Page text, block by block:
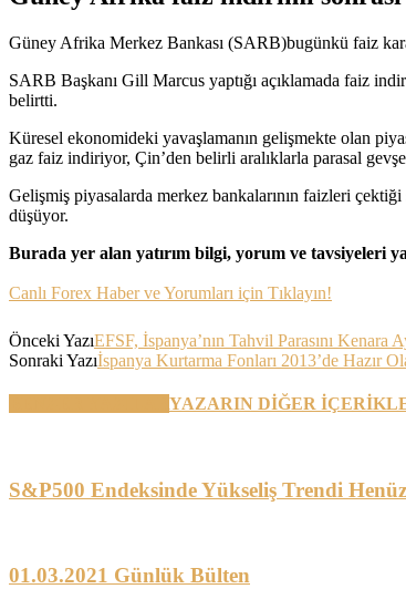
Güney Afrika Merkez Bankası (SARB)bugünkü faiz
SARB Başkanı Gill Marcus yaptığı açıklamada faiz
belirtti.
Küresel ekonomideki yavaşlamanın gelişmekte olan
gaz faiz indiriyor, Çin’den belirli aralıklarla parasal
Gelişmiş piyasalarda merkez bankalarının faizleri
düşüyor.
Burada yer alan yatırım bilgi, yorum ve tavsiyeleri
Canlı Forex Haber ve Yorumları için Tıklayın!
Önceki YazıEFSF, İspanya’nın Tahvil Parasını Kenara
Sonraki Yazıİspanya Kurtarma Fonları 2013’de Hazır
YAZARIN DİĞER
S&P500 Endeksinde Yükseliş Trendi
01.03.2021 Günlük Bülten